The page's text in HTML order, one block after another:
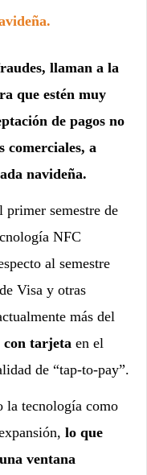
llaman a la
que estén muy
de pagos no
comerciales, a
navideña.
primer semestre de
NFC
al semestre
Visa y otras
más del
con tarjeta en el
de “tap-to-pay”.
la tecnología como
lo que
ventana